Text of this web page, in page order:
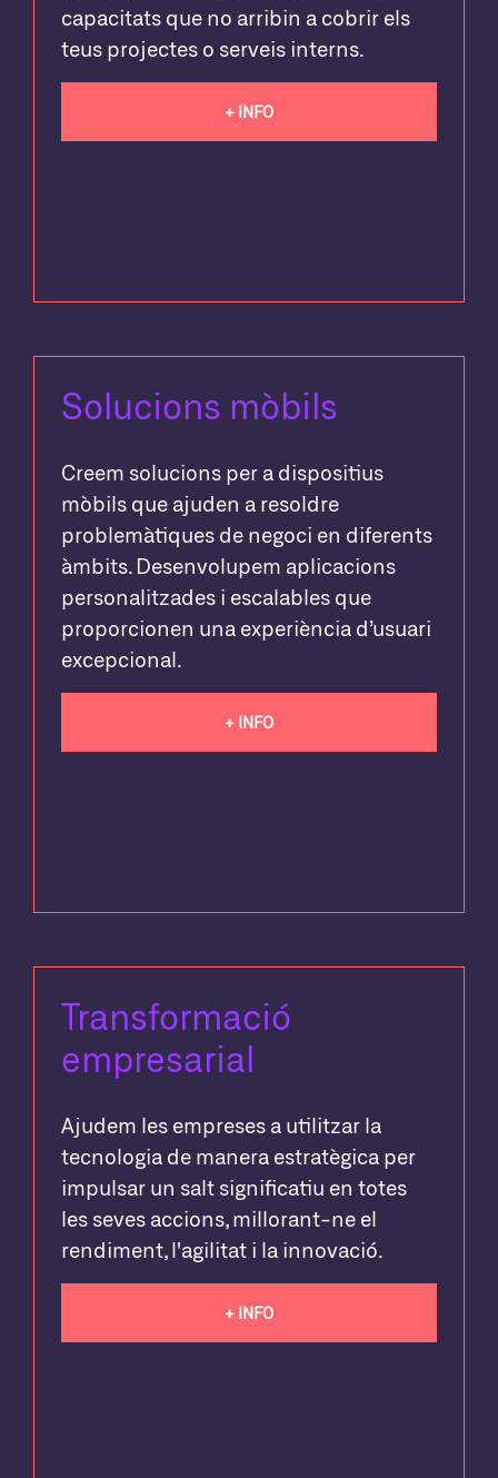
capacitats que no arribin a cobrir els
teus projectes o serveis interns.
+ INFO
Solucions mòbils
Creem solucions per a dispositius
mòbils que ajuden a resoldre
problemàtiques de negoci en diferents
àmbits. Desenvolupem aplicacions
personalitzades i escalables que
proporcionen una experiència d’usuari
excepcional.
+ INFO
Transformació
empresarial
Ajudem les empreses a utilitzar la
tecnologia de manera estratègica per
impulsar un salt significatiu en totes
les seves accions, millorant-ne el
rendiment, l'agilitat i la innovació.
+ INFO